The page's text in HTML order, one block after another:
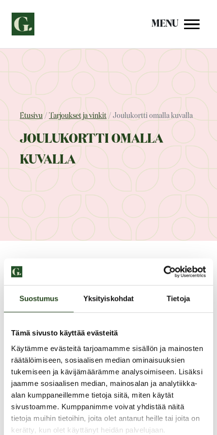
Suostumus Yksityiskohdat Tietoja
Tämä sivusto käyttää evästeitä
Käytämme evästeitä tarjoamamme sisällön ja mainosten
räätälöimiseen, sosiaalisen median ominaisuuksien
tukemiseen ja kävijämäärämme analysoimiseen. Lisäksi
jaamme sosiaalisen median, mainosalan ja analytiikka-
alan kumppaneillemme tietoja siitä, miten käytät
sivustoamme. Kumppanimme voivat yhdistää näitä
tietoja muihin tietoihin, joita olet antanut heille tai joita on
kerätty, kun olet käyttänyt heidän palvelujaan.
sisältöön
MENU
Etusivu Tarjoukset ja vinkit Joulukortti omalla kuvalla
JOULUKORTTI OMALLA
KUVALLA
PAHOITTELUT, TARJOUS EI OLE ENÄÄ VOIMASSA